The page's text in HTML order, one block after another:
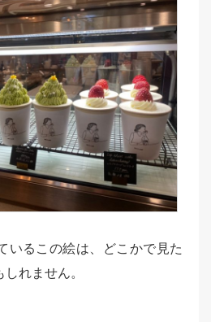
いるこの絵は、どこかで見た
れません。